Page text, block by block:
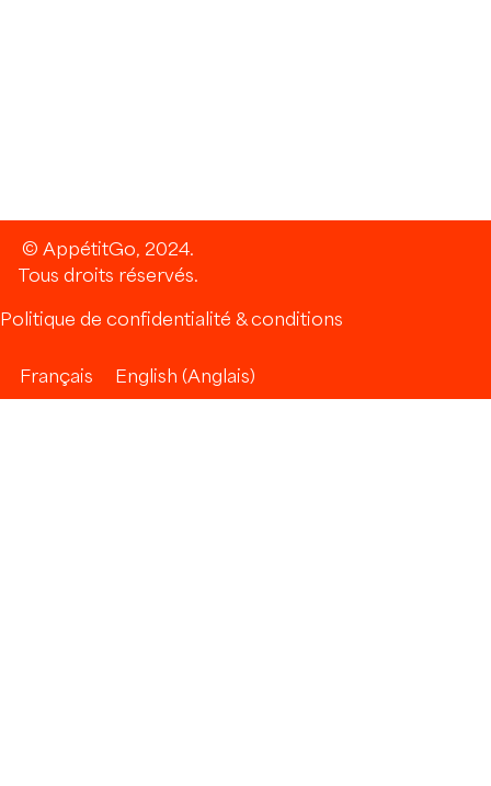
© AppétitGo, 2024.
Tous droits réservés.
Politique de confidentialité & conditions
Français English (Anglais)